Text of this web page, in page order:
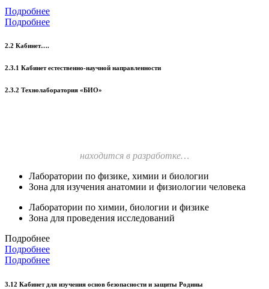
Подробнее
Подробнее
2.2 Кабинет….
2.3.1 Кабинет естественно-научной направленности
2.3.2 Технолаборатория «БИО»
находится в разработке…
Лаборатории по физике, химии и биологии
Зона для изучения анатомии и физиологии человека
Лаборатории по химии, биологии и физике
Зона для проведения исследований
Подробнее
Подробнее
Подробнее
3.12 Кабинет для изучения основ безопасности и защиты Родины